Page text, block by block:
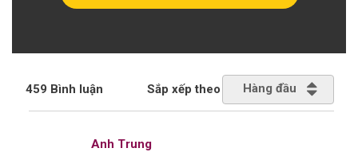
459 Bình luận Sắp xếp theo Hàng đầu
Anh Trung